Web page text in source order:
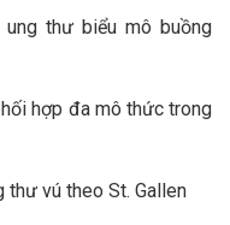
thư biểu mô buồng
hợp đa mô thức trong
thư vú theo St. Gallen